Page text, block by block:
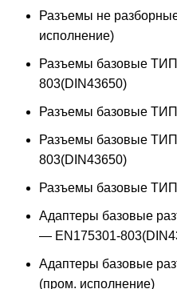
Разъемы не
исполнение)
Разъемы базовые
803(DIN43650)
Разъемы базовые
Разъемы базовые
803(DIN43650)
Разъемы базовые
Адаптеры базовые
— EN175301-
Адаптеры базовые
(пром. исполнение)